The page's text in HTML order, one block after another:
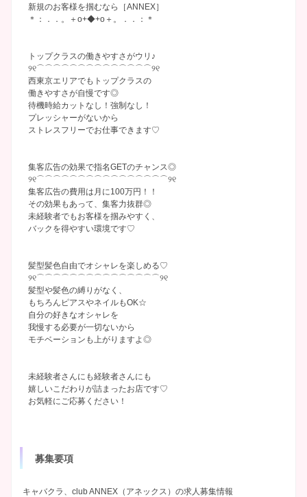
新規のお客様を掴むなら［ANNEX］
＊：．．。＋o+◆+o＋。．．：＊
トップクラスの働きやすさがウリ♪
୨୧⌒⌒⌒⌒⌒⌒⌒⌒⌒⌒⌒⌒⌒⌒୨୧
西東京エリアでもトップクラスの
働きやすさが自慢です◎
待機時給カットなし！強制なし！
プレッシャーがないから
ストレスフリーでお仕事できます♡
集客広告の効果で指名GETのチャンス◎
୨୧⌒⌒⌒⌒⌒⌒⌒⌒⌒⌒⌒⌒⌒⌒⌒⌒୨୧
集客広告の費用は月に100万円！！
その効果もあって、集客力抜群◎
未経験者でもお客様を掴みやすく、
バックを得やすい環境です♡
髪型髪色自由でオシャレを楽しめる♡
୨୧⌒⌒⌒⌒⌒⌒⌒⌒⌒⌒⌒⌒⌒⌒⌒୨୧
髪型や髪色の縛りがなく、
もちろんピアスやネイルもOK☆
自分の好きなオシャレを
我慢する必要が一切ないから
モチベーションも上がりますよ◎
未経験者さんにも経験者さんにも
嬉しいこだわりが詰まったお店です♡
お気軽にご応募ください！
募集要項
キャバクラ、club ANNEX（アネックス）の求人募集情報